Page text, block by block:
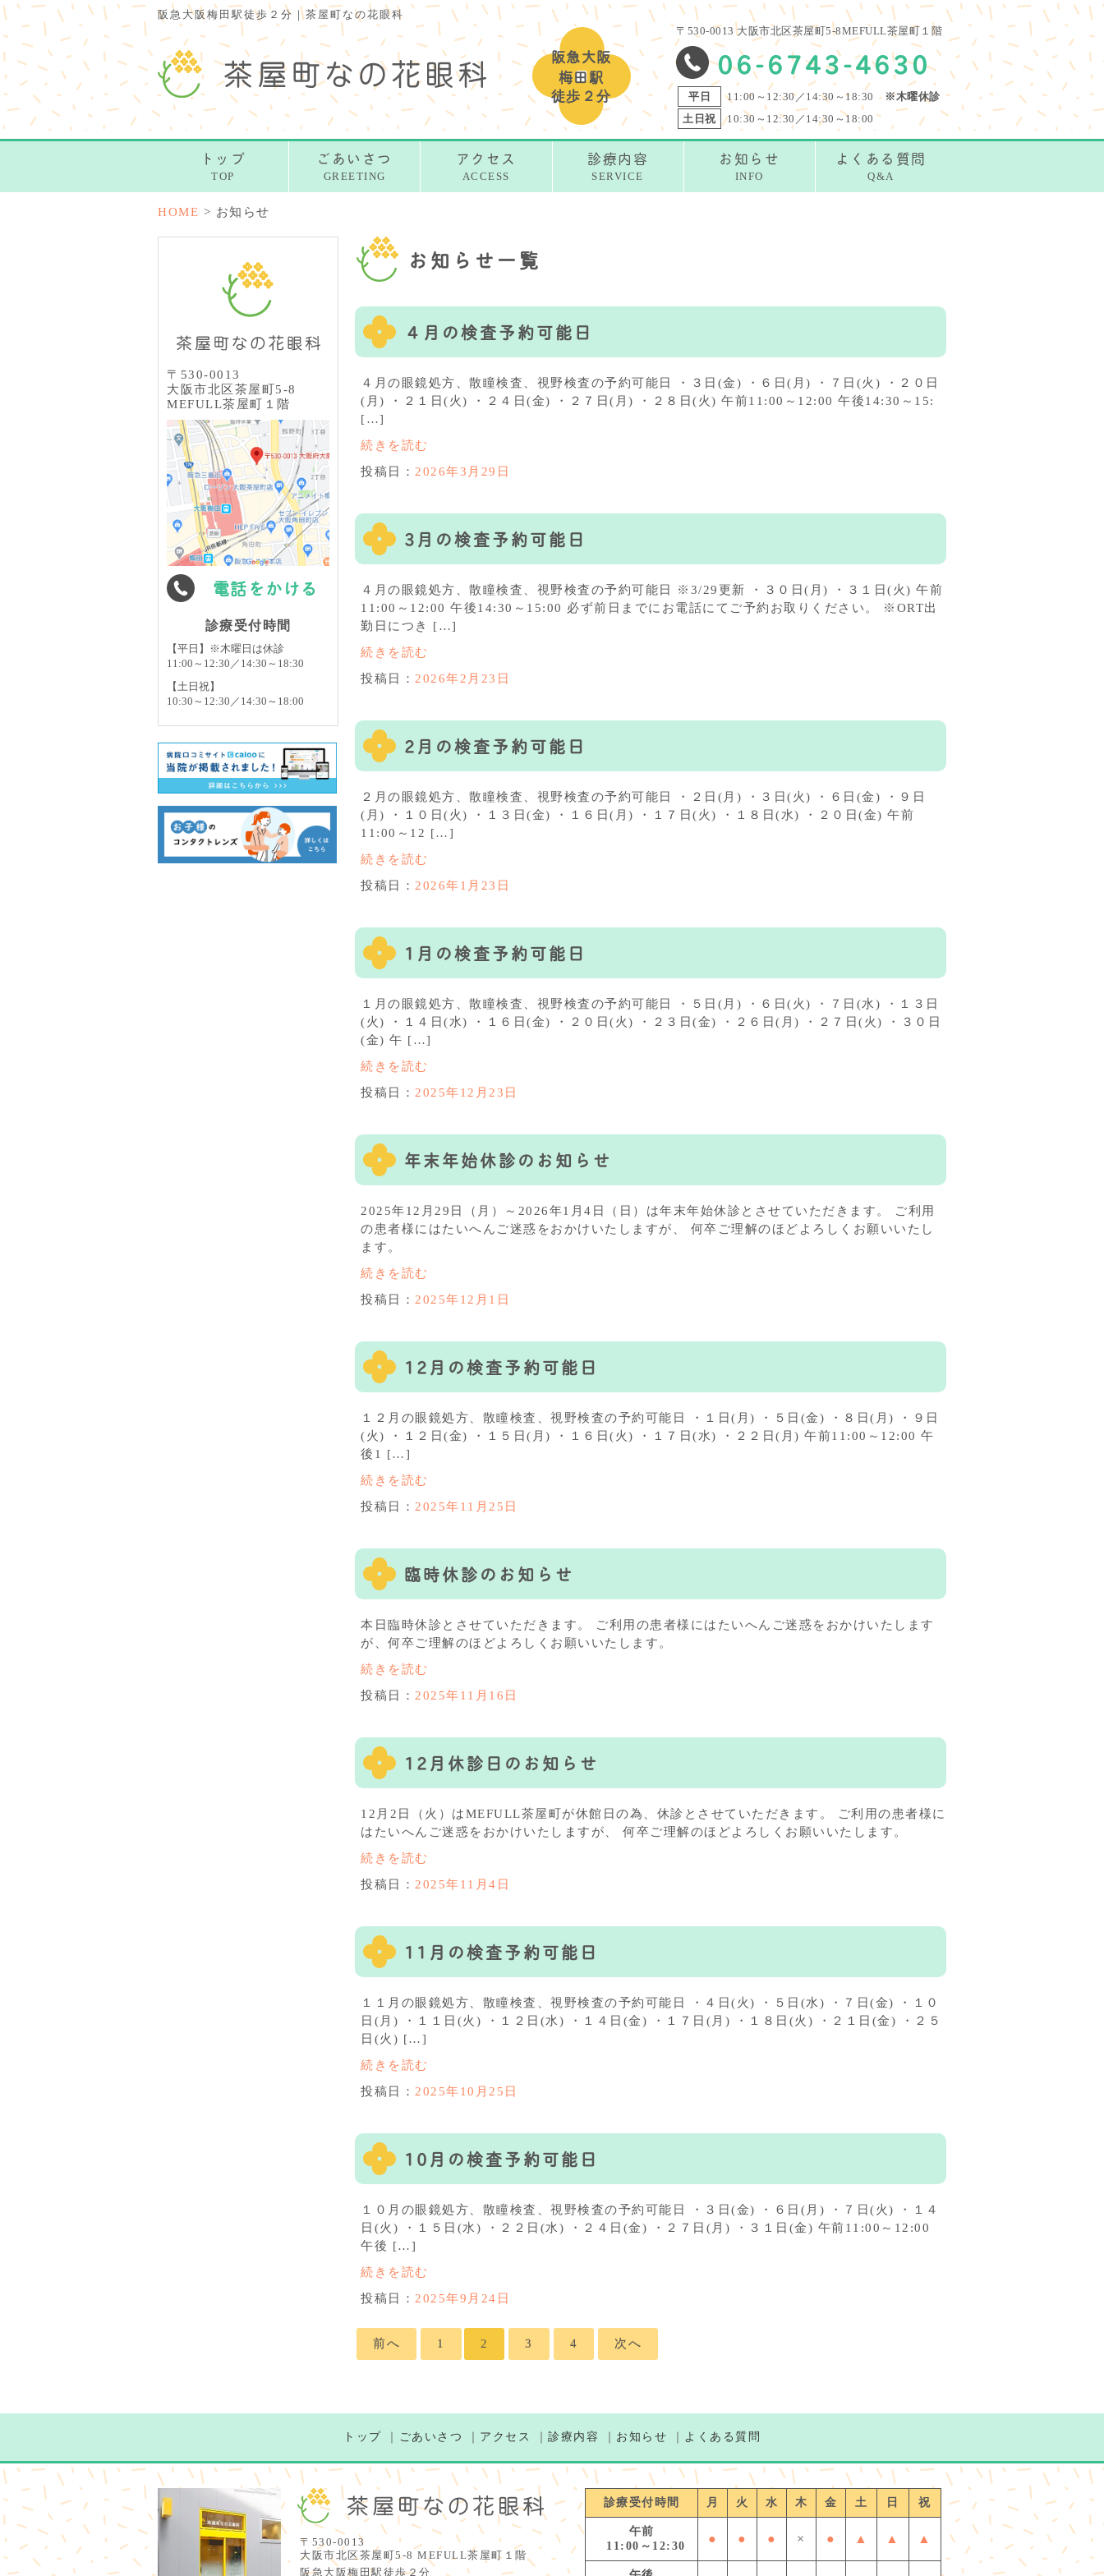
阪急大阪梅田駅徒歩２分｜茶屋町なの花眼科
阪急大阪
梅田駅
徒歩２分
〒530-0013 大阪市北区茶屋町5-8MEFULL茶屋町１階
06-6743-4630
平日 11:00～12:30／14:30～18:30 ※木曜休診
土日祝
10:30～12:30／14:30～18:00
トップ
TOP
ごあいさつ
GREETING
アクセス
ACCESS
診療内容
SERVICE
お知らせ
INFO
よくある質問
Q&A
HOME > お知らせ
お知らせ一覧
４月の検査予約可能日
４月の眼鏡処方、散瞳検査、視野検査の予約可能日 ・３日(金) ・６日(月) ・７日(火) ・２０日
(月) ・２１日(火) ・２４日(金) ・２７日(月) ・２８日(火) 午前11:00～12:00 午後14:30～15:
[…]
続きを読む
投稿日： 2026年3月29日
3月の検査予約可能日
４月の眼鏡処方、散瞳検査、視野検査の予約可能日 ※3/29更新 ・３０日(月) ・３１日(火) 午前
11:00～12:00 午後14:30～15:00 必ず前日までにお電話にてご予約お取りください。 ※ORT出
勤日につき […]
続きを読む
投稿日： 2026年2月23日
2月の検査予約可能日
２月の眼鏡処方、散瞳検査、視野検査の予約可能日 ・２日(月) ・３日(火) ・６日(金) ・９日
(月) ・１０日(火) ・１３日(金) ・１６日(月) ・１７日(火) ・１８日(水) ・２０日(金) 午前
11:00～12 […]
続きを読む
投稿日： 2026年1月23日
1月の検査予約可能日
１月の眼鏡処方、散瞳検査、視野検査の予約可能日 ・５日(月) ・６日(火) ・７日(水) ・１３日
(火) ・１４日(水) ・１６日(金) ・２０日(火) ・２３日(金) ・２６日(月) ・２７日(火) ・３０日
(金) 午 […]
続きを読む
投稿日： 2025年12月23日
年末年始休診のお知らせ
2025年12月29日（月）～2026年1月4日（日）は年末年始休診とさせていただきます。 ご利用
の患者様にはたいへんご迷惑をおかけいたしますが、 何卒ご理解のほどよろしくお願いいたし
ます。
続きを読む
投稿日： 2025年12月1日
12月の検査予約可能日
１２月の眼鏡処方、散瞳検査、視野検査の予約可能日 ・１日(月) ・５日(金) ・８日(月) ・９日
(火) ・１２日(金) ・１５日(月) ・１６日(火) ・１７日(水) ・２２日(月) 午前11:00～12:00 午
後1 […]
続きを読む
投稿日： 2025年11月25日
臨時休診のお知らせ
本日臨時休診とさせていただきます。 ご利用の患者様にはたいへんご迷惑をおかけいたします
が、何卒ご理解のほどよろしくお願いいたします。
続きを読む
投稿日： 2025年11月16日
12月休診日のお知らせ
12月2日（火）はMEFULL茶屋町が休館日の為、休診とさせていただきます。 ご利用の患者様に
はたいへんご迷惑をおかけいたしますが、 何卒ご理解のほどよろしくお願いいたします。
続きを読む
投稿日： 2025年11月4日
11月の検査予約可能日
１１月の眼鏡処方、散瞳検査、視野検査の予約可能日 ・４日(火) ・５日(水) ・７日(金) ・１０
日(月) ・１１日(火) ・１２日(水) ・１４日(金) ・１７日(月) ・１８日(火) ・２１日(金) ・２５
日(火) […]
続きを読む
投稿日： 2025年10月25日
10月の検査予約可能日
１０月の眼鏡処方、散瞳検査、視野検査の予約可能日 ・３日(金) ・６日(月) ・７日(火) ・１４
日(火) ・１５日(水) ・２２日(水) ・２４日(金) ・２７日(月) ・３１日(金) 午前11:00～12:00
午後 […]
続きを読む
投稿日： 2025年9月24日
前へ 1 2 3 4 次へ
〒530-0013
大阪市北区茶屋町5-8
MEFULL茶屋町１階
電話をかける
診療受付時間
【平日】※木曜日は休診
11:00～12:30／14:30～18:30
【土日祝】
10:30～12:30／14:30～18:00
トップ ごあいさつ アクセス 診療内容 お知らせ よくある質問
〒530-0013
大阪市北区茶屋町5-8 MEFULL茶屋町１階
阪急大阪梅田駅徒歩２分
診療受付時間 月 火 水 木 金 土 日 祝
午前
11:00～12:30
● ● ● × ● ▲ ▲ ▲